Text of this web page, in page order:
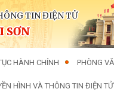
TIN ĐIỆN TỬ
SƠN
HÀNH CHÍNH PHÒNG
HÌNH VÀ THÔNG TIN ĐIỆN TỬ